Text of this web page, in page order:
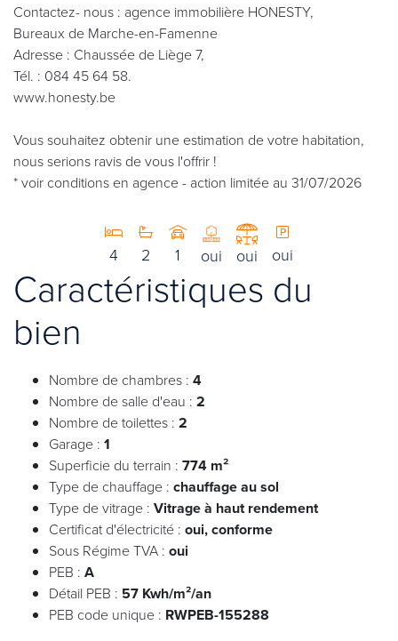
Contactez- nous : agence immobilière HONESTY,
Bureaux de Marche-en-Famenne
Adresse : Chaussée de Liège 7,
Tél. : 084 45 64 58.
www.honesty.be
Vous souhaitez obtenir une estimation de votre habitation,
nous serions ravis de vous l'offrir !
* voir conditions en agence - action limitée au 31/07/2026
4 2 1 oui oui oui
Caractéristiques du
bien
Nombre de chambres : 4
Nombre de salle d'eau : 2
Nombre de toilettes : 2
Garage : 1
Superficie du terrain : 774 m²
Type de chauffage : chauffage au sol
Type de vitrage : Vitrage à haut rendement
Certificat d'électricité : oui, conforme
Sous Régime TVA : oui
PEB : A
Détail PEB : 57 Kwh/m²/an
PEB code unique : RWPEB-155288